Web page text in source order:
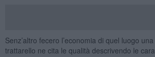
Senz’altro fecero l’economia di quel luogo una
trattarello ne cita le qualità descrivendo le